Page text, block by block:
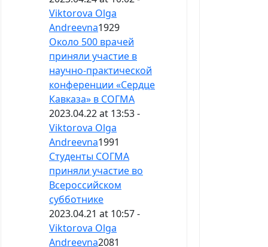
Viktorova Olga
Andreevna1929
Около 500 врачей
приняли участие в
научно-практической
конференции «Сердце
Кавказа» в СОГМА
2023.04.22 at 13:53 -
Viktorova Olga
Andreevna1991
Студенты СОГМА
приняли участие во
Всероссийском
субботнике
2023.04.21 at 10:57 -
Viktorova Olga
Andreevna2081